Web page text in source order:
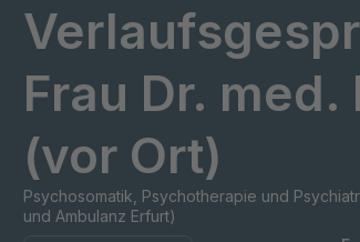
Frau Dr. med.
(vor Ort)
Psychosomatik, Psychotherapie und
und Ambulanz Erfurt)